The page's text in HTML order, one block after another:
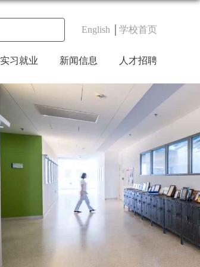
English 学校首页
实习就业 新闻信息 人才招聘